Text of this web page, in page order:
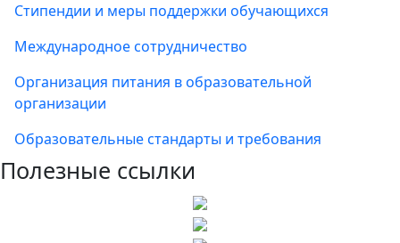
Стипендии и меры поддержки обучающихся
Международное сотрудничество
Организация питания в образовательной
организации
Образовательные стандарты и требования
Полезные ссылки